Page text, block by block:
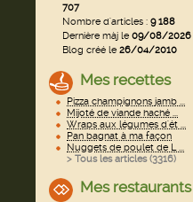
707
Nombre d'articles : 9 188
Dernière màj le09/08/2026
Blog créé le26/04/2010
Mes recettes
Pizza champignons jamb ...
Mijoté de viande haché ...
Wraps aux légumes d'ét ...
Pan bagnat à ma façon
Nuggets de poulet de L ...
> Tous les articles (3316)
Mes restaurants